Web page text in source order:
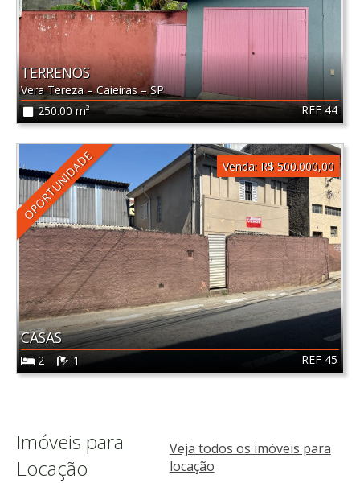
REF 44
TERRENOS
Vera Tereza–Caieiras–SP
250.00 m²
OPORTUNIDADE
REF 45
CASAS
2 1
Venda: R$ 500.000,00
Imóveis para
Locação
Veja todos os imóveis para
locação